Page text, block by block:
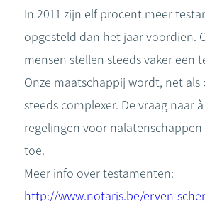
In 2011 zijn elf procent meer
opgesteld dan het jaar voordien.
mensen stellen steeds vaker een
Onze maatschappij wordt, net als
steeds complexer. De vraag naar
regelingen voor
toe.
Meer info over testamenten:
http://www.notaris.be/erven-